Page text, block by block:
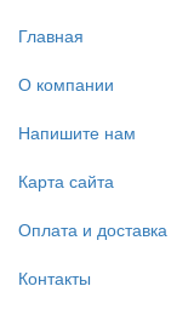
Главная
О компании
Напишите нам
Карта сайта
Оплата и доставка
Контакты